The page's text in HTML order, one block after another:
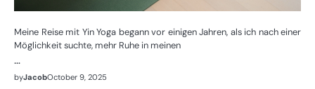
Meine Reise mit Yin Yoga begann vor einigen Jahren, als ich nach einer
Möglichkeit suchte, mehr Ruhe in meinen
…
byJacobOctober 9, 2025